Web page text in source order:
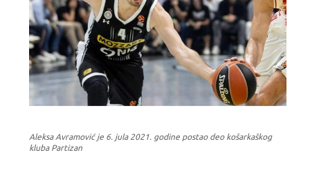
Aleksa Avramović je 6. jula 2021. godine postao deo košarkaškog
kluba Partizan